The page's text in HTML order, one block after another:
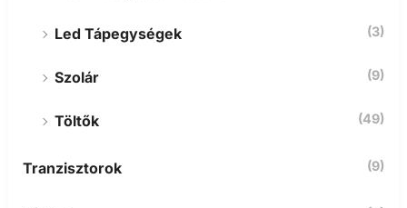
Led Tápegységek (3)
Szolár (9)
Töltők (49)
Tranzisztorok (9)